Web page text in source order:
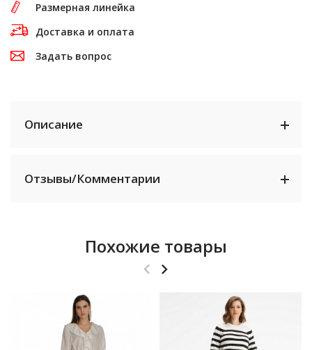
Размерная линейка
Доставка и оплата
Задать вопрос
Описание
Отзывы/Комментарии
Похожие товары